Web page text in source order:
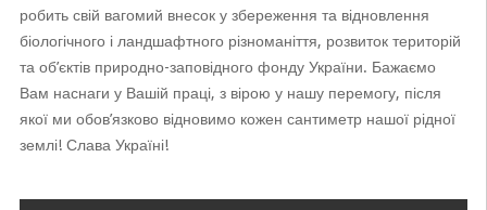
робить свій вагомий внесок у збереження та відновлення
біологічного і ландшафтного різноманіття, розвиток територій
та об’єктів природно-заповідного фонду України. Бажаємо
Вам наснаги у Вашій праці, з вірою у нашу перемогу, після
якої ми обов’язково відновимо кожен сантиметр нашої рідної
землі! Слава Україні!